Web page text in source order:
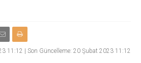
11:12 | Son Güncelleme: 20 Şubat 2023 11:12